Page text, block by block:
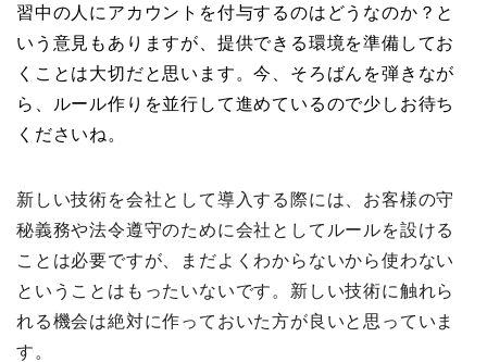
習中の人にアカウントを付与するのはどうなのか？と
いう意見もありますが、提供できる環境を準備してお
くことは大切だと思います。今、そろばんを弾きなが
ら、ルール作りを並行して進めているので少しお待ち
くださいね。
新しい技術を会社として導入する際には、お客様の守
秘義務や法令遵守のために会社としてルールを設ける
ことは必要ですが、まだよくわからないから使わない
ということはもったいないです。新しい技術に触れら
れる機会は絶対に作っておいた方が良いと思っていま
す。